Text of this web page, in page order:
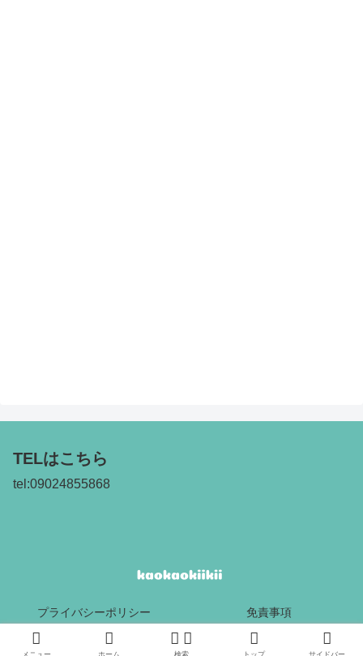
TELはこちら
tel:09024855868
プライバシーポリシー 免責事項
Copyright © 2017 kaokaokiikii All Rights Reserved.
メニュー ホーム 検索 トップ サイドバー